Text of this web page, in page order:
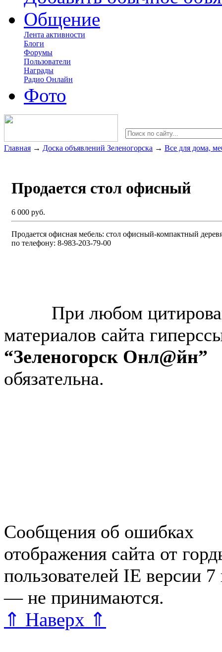
Общение
Лента активности
Блоги
Форумы
Пользователи
Награды
Радио Онлайн
Фото
Главная → Доска объявлений Зеленогорска → Все для дома,
Продается стол офисный
6 000 руб.
Продается офисная мебель: стол офисный-компактный
по телефону: 8-983-203-79-00
При любом
материалов сайта
“Зеленогорск Онл@йн”
обязательна.
Сообщения об ошибках
отображения сайта от
пользователей IE версии
— не принимаются.
⇑ Наверх ⇑